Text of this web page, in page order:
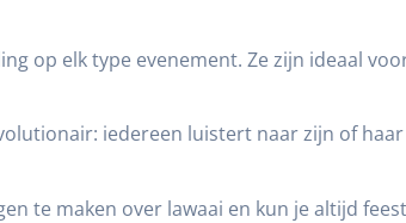
op elk type evenement. Ze zijn ideaal
iedereen luistert naar zijn of
te maken over lawaai en kun je altijd